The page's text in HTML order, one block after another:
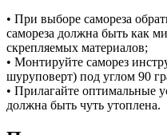
• При выборе самореза
самореза должна быть как
скрепляемых материалов;
• Монтируйте саморез
шуруповерт) под углом 90
• Прилагайте оптимальные
должна быть чуть утоплена.